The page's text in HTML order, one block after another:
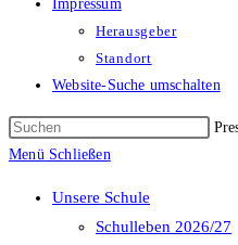
Impressum
Herausgeber
Standort
Website-Suche umschalten
Menü Schließen
Unsere Schule
Schulleben 2026/27